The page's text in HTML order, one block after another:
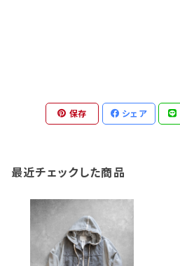
保存 シェア
最近チェックした商品